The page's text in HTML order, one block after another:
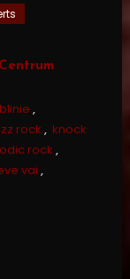
,
rock , knock
rock ,
vai ,